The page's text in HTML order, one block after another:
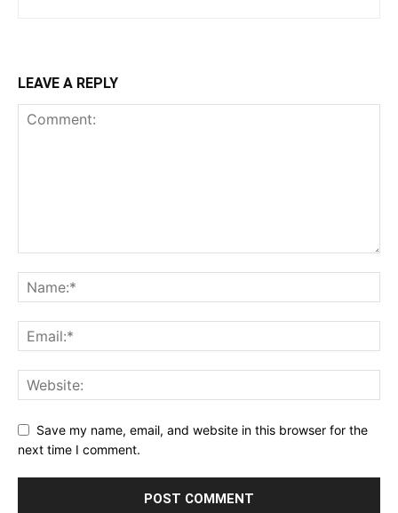
LEAVE A REPLY
Save my name, email, and website in this browser for the
next time I comment.